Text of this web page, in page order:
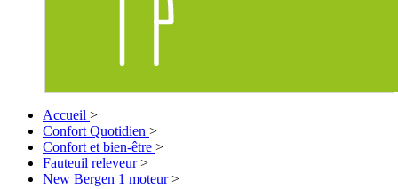
Accueil >
Confort Quotidien >
Confort et bien-être >
Fauteuil releveur >
New Bergen 1 moteur >